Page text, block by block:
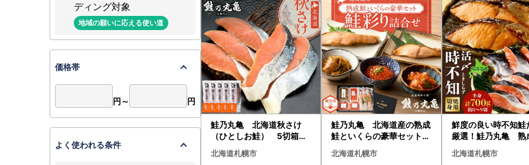
鮭乃丸亀 北海道秋さけ
（ひとしお鮭） 5切箱詰
め
北海道札幌市
鮭乃丸亀 北海道産の熟成
鮭といくらの豪華セット！
鮭彩り詰合せ
北海道札幌市
鮮度の良い時不知鮭
厳選！鮭乃丸亀 熟
鮭（活〆時不知）切
北海道札幌市
ディング対象
地域の願いに応える使い道
価格帯
円～ 円
よく使われる条件